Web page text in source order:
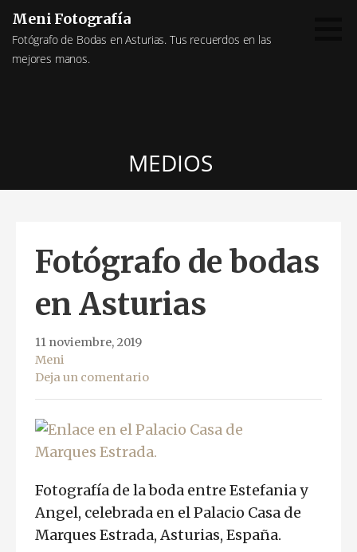
contenido
Meni Fotografía
Fotógrafo de Bodas en Asturias. Tus recuerdos en las
mejores manos.
MEDIOS
Fotógrafo de bodas
en Asturias
11 noviembre, 2019
Meni
Deja un comentario
Fotografía de la boda entre Estefania y
Angel, celebrada en el Palacio Casa de
Marques Estrada, Asturias, España.